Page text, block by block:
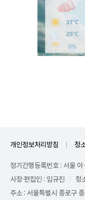
개인정보처리방침 청
정기간행등록번호 : 서울
사장·편집인 : 임규진
청
주소 : 서울특별시 종로구